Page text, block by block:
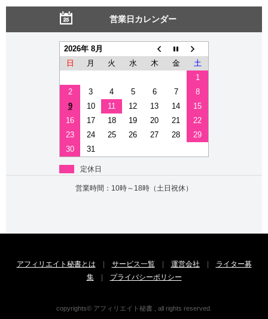
営業日カレンダー
2026年 8月
日
月 火 水 木 金
土
1
2
3 4 5 6 7
8
9
10 11 12 13 14
15
16
17 18 19 20 21
22
23
24 25 26 27 28
29
30
31
定休日
営業時間：10時～18時（土日祝休）
アフィリエイト秘書とは | サービス一覧| 運営会社 |
ライター募
集| プライバシーポリシー
copyrights© アフィリエイト秘書 , all rights reserved.